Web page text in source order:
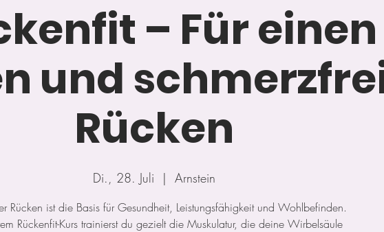
– Für einen
und
Rücken
Di., 28. Juli
  |
Arnstein
Rücken ist die Basis für Gesundheit, Leistungsfähigkeit und Wohlbefinden.
Rückenfit-Kurs trainierst du gezielt die Muskulatur, die deine Wirbelsäule